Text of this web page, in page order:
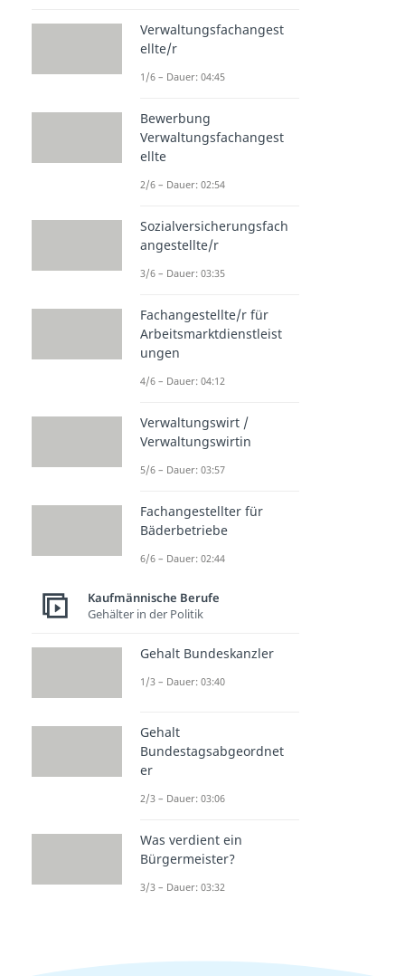
Verwaltungsfachangest
ellte/r
1/6 – Dauer: 04:45
Bewerbung
Verwaltungsfachangest
ellte
2/6 – Dauer: 02:54
Sozialversicherungsfach
angestellte/r
3/6 – Dauer: 03:35
Fachangestellte/r für
Arbeitsmarktdienstleist
ungen
4/6 – Dauer: 04:12
Verwaltungswirt /
Verwaltungswirtin
5/6 – Dauer: 03:57
Fachangestellter für
Bäderbetriebe
6/6 – Dauer: 02:44
Kaufmännische Berufe
Gehälter in der Politik
Gehalt Bundeskanzler
1/3 – Dauer: 03:40
Gehalt
Bundestagsabgeordnet
er
2/3 – Dauer: 03:06
Was verdient ein
Bürgermeister?
3/3 – Dauer: 03:32